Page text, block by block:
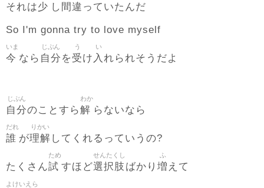
それは少 し 間違 っていたんだ
So I'm gonna try to love myself
今
いま
なら 自分
じぶん
を受
う
け 入
い
れられそうだよ
自分
じぶん
のことすら解
わか
らないなら
誰
だれ
が理解
りかい
してくれるっていうの?
たくさん試
ため
すほど選択肢
せんたくし
ばかり 増
ふ
えて
よけいえら